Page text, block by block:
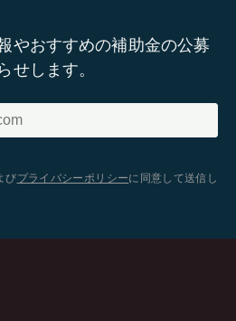
やおすすめの補助金の公募
せします。
びプライバシーポリシーに同意して送信し